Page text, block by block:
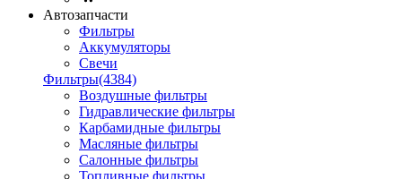
Автозапчасти
Фильтры
Аккумуляторы
Свечи
Фильтры(4384)
Воздушные фильтры
Гидравлические фильтры
Карбамидные фильтры
Масляные фильтры
Салонные фильтры
Топливные фильтры